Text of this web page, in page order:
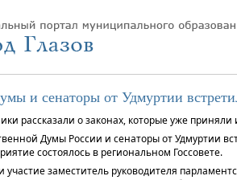
и сенаторы от Удмуртии
рассказали о законах, которые уже
Думы России и сенаторы от Удмуртии
состоялось в региональном Госсовете.
участие заместитель руководителя